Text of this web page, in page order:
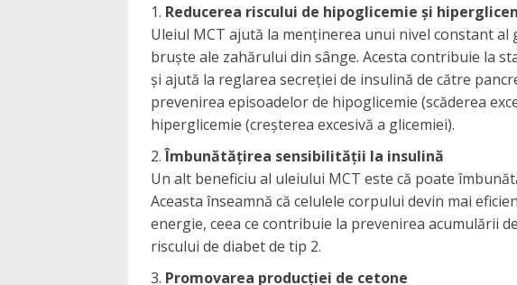
Reducerea riscului de hipoglicemie și
Uleiul MCT ajută la menținerea unui nivel constant al
bruște ale zahărului din sânge. Acesta contribuie la
și ajută la reglarea secreției de insulină de către
prevenirea episoadelor de hipoglicemie (scăderea
hiperglicemie (creșterea excesivă a glicemiei).
Îmbunătățirea sensibilității la insulină
Un alt beneficiu al uleiului MCT este că poate
Aceasta înseamnă că celulele corpului devin mai
energie, ceea ce contribuie la prevenirea acumulării
riscului de diabet de tip 2.
Promovarea producției de cetone